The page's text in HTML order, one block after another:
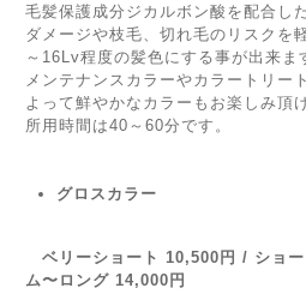
毛髪保護成分ジカルボン酸を配合し
ダメージや枝毛、切れ毛のリスクを
～16Lv程度の髪色にする事が出来ま
メンテナンスカラーやカラートリー
よって鮮やかなカラーもお楽しみ頂
所用時間は40～60分です。
グロスカラー
ベリーショート 10,500円 / ショ
ム〜ロング 14,000円